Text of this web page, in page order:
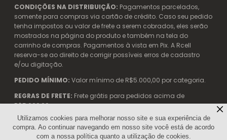
Utilizamos cookies para melhorar nosso site e sua experiência de
compra. Ao continuar navegando em nosso site você está de acordo
com a nossa política quanto a utilização de cookies.
CONDIÇÕES NA DISTRIBUIÇÃO: Pagamentos parcelados,
somente para compras via cartão de crédito. Caso seu pedido
tenha impostos ou valor de frete a serem cobrados, eles serão
mostrados na página do produto e também na tela do
carrinho de compras. Pagamentos à vista em Pix. A Rcell
reserva-se ao direito de corrigir possíveis erros de cadastro
e/ou digitação.
PEDIDO MÍNIMO: Valor mínimo de R$5.000,00 por categoria.
REGRAS DE FRETE: Frete grátis para pedidos acima de
R$5.000,00.
Rcell Telecom. - 04.904.042/0002-99 | Avenida das Nações